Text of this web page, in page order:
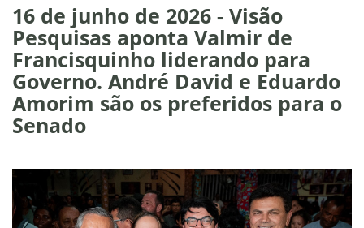
16 de junho de 2026 - Visão
Pesquisas aponta Valmir de
Francisquinho liderando para
Governo. André David e Eduardo
Amorim são os preferidos para o
Senado